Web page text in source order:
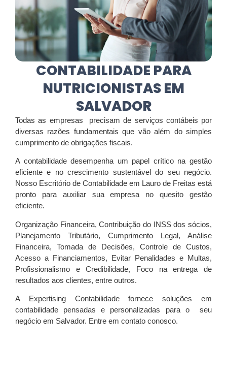
CONTABILIDADE PARA
NUTRICIONISTAS EM
SALVADOR
Todas as empresas precisam de serviços contábeis por
diversas razões fundamentais que vão além do simples
cumprimento de obrigações fiscais.
A contabilidade desempenha um papel crítico na gestão
eficiente e no crescimento sustentável do seu negócio.
Nosso Escritório de Contabilidade em Lauro de Freitas está
pronto para auxiliar sua empresa no quesito gestão
eficiente.
Organização Financeira, Contribuição do INSS dos sócios,
Planejamento Tributário, Cumprimento Legal, Análise
Financeira, Tomada de Decisões, Controle de Custos,
Acesso a Financiamentos, Evitar Penalidades e Multas,
Profissionalismo e Credibilidade, Foco na entrega de
resultados aos clientes, entre outros.
A Expertising Contabilidade fornece soluções em
contabilidade pensadas e personalizadas para o seu
negócio em Salvador. Entre em contato conosco.